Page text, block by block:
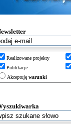
Realizowane projekty
Publikacje
Akceptuję warunki